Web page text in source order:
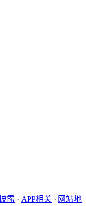
露 · APP相关 · 网站地